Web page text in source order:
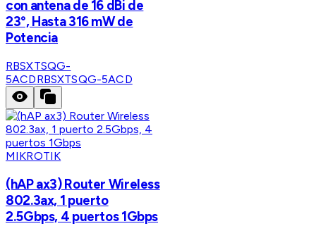
con antena de 16 dBi de
23°, Hasta 316 mW de
Potencia
RBSXTSQG-
5ACDRBSXTSQG-5ACD
MIKROTIK
(hAP ax3) Router Wireless
802.3ax, 1 puerto
2.5Gbps, 4 puertos 1Gbps